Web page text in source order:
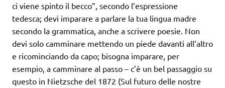
ci viene spinto il becco”, secondo l’espressione
tedesca; devi imparare a parlare la tua lingua madre
secondo la grammatica, anche a scrivere poesie. Non
devi solo camminare mettendo un piede davanti all’altro
e ricominciando da capo; bisogna imparare, per
esempio, a camminare al passo – c’è un bel passaggio su
questo in Nietzsche del 1872 (Sul futuro delle nostre